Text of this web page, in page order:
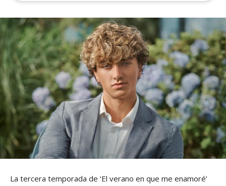
La tercera temporada de ‘El verano en que me enamoré’